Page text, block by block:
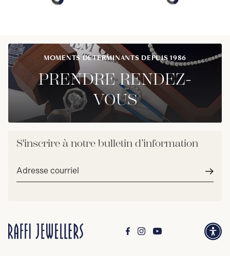
MOMENTS DÉTERMINANTS DEPUIS 1986
PRENDRE RENDEZ-
VOUS
S'inscrire à notre bulletin d’information
courriel*